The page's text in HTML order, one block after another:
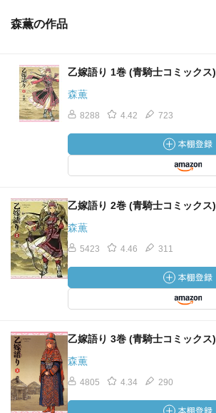
森薫の作品
乙嫁語り 1巻 (青騎士コミックス)
森薫
8288 4.42 723
乙嫁語り 2巻 (青騎士コミックス)
森薫
5423 4.46 311
乙嫁語り 3巻 (青騎士コミックス)
森薫
4805 4.34 290